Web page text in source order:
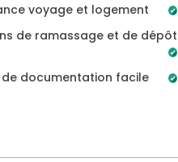
voyage et logement
de ramassage et de dépôt
de documentation facile